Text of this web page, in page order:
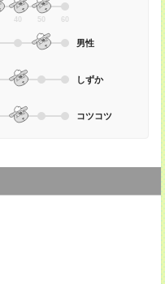
40 50 60
男性
しずか
コツコツ